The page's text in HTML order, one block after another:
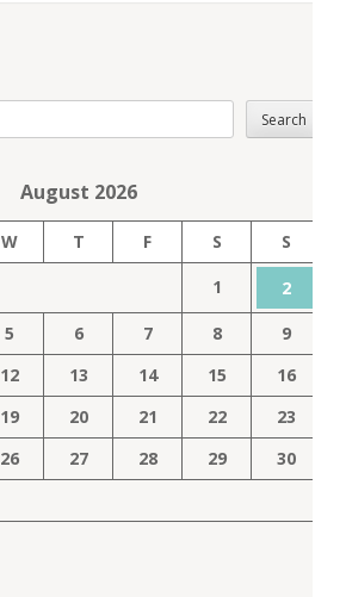
Search
August 2026
W T F S
S
1
2
5 6 7 8
9
12 13 14 15
16
19 20 21 22
23
26 27 28 29
30